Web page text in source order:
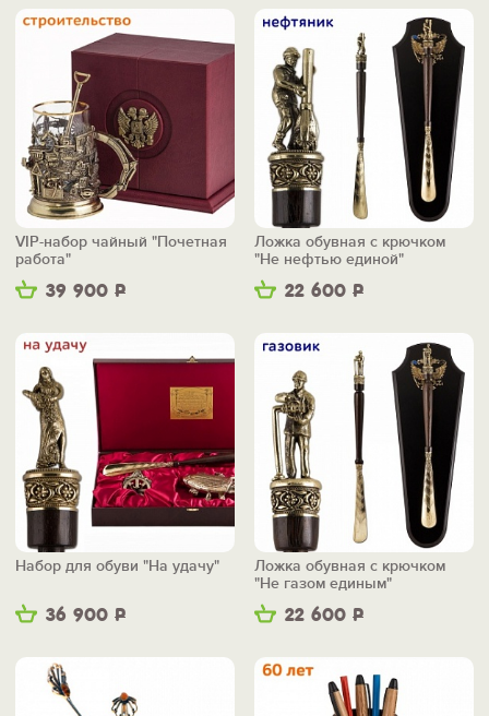
39 900 Р
VIP-набор чайный "Почетная
работа"
22 600 Р
Ложка обувная с крючком
"Не нефтью единой"
36 900 Р
Набор для обуви "На удачу"
22 600 Р
Ложка обувная с крючком
"Не газом единым"